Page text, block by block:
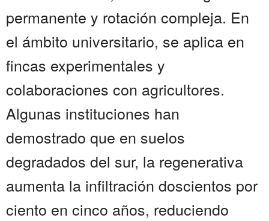
permanente y rotación compleja. En
el ámbito universitario, se aplica en
fincas experimentales y
colaboraciones con agricultores.
Algunas instituciones han
demostrado que en suelos
degradados del sur, la regenerativa
aumenta la infiltración doscientos por
ciento en cinco años, reduciendo